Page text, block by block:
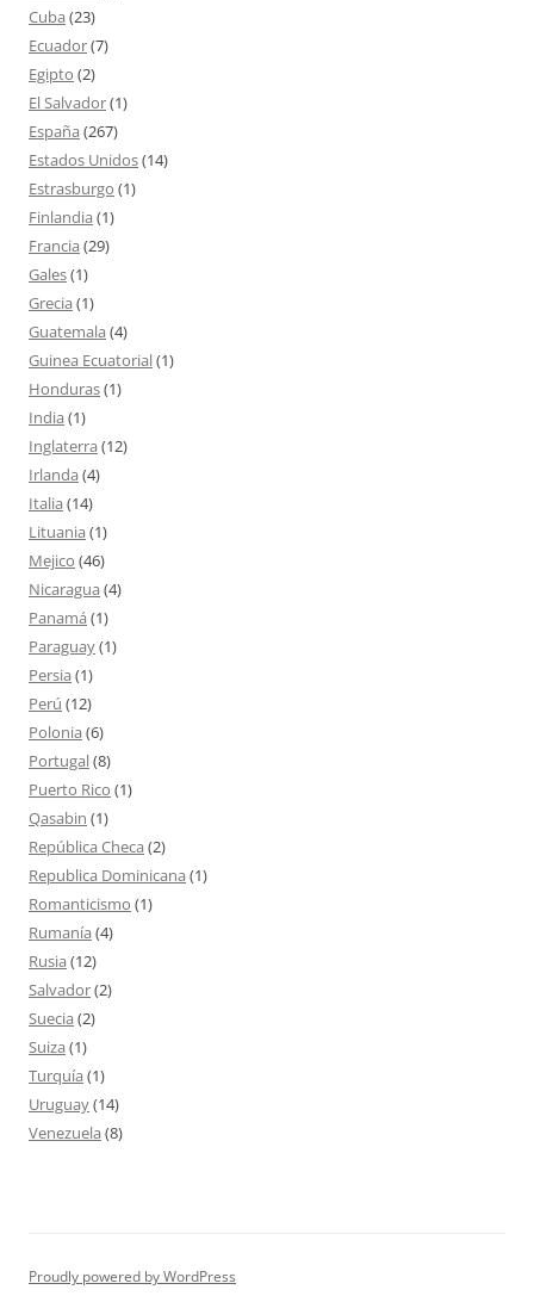
Cuba (23)
Ecuador(7)
Egipto (2)
El Salvador(1)
España (267)
Estados Unidos(14)
Estrasburgo (1)
Finlandia (1)
Francia (29)
Gales(1)
Grecia (1)
Guatemala (4)
Guinea Ecuatorial(1)
Honduras(1)
India (1)
Inglaterra (12)
Irlanda (4)
Italia (14)
Lituania (1)
Mejico (46)
Nicaragua (4)
Panamá (1)
Paraguay(1)
Persia (1)
Perú (12)
Polonia (6)
Portugal(8)
Puerto Rico (1)
Qasabin (1)
República Checa (2)
Republica Dominicana (1)
Romanticismo (1)
Rumanía (4)
Rusia (12)
Salvador(2)
Suecia (2)
Suiza (1)
Turquía (1)
Uruguay(14)
Venezuela (8)
Proudly powered by WordPress